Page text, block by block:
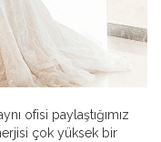
ofisi paylaştığımız
çok yüksek bir